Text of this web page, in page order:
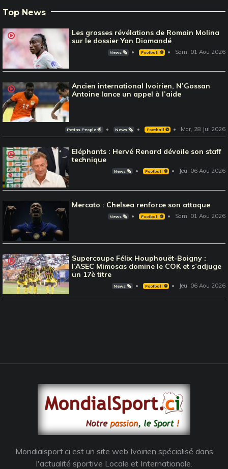
Top News
Les grosses révélations de Romain Molina
sur le dossier Yan Diomandé
News 🗞️ Football ⚽️ Sam, 01 Aou 2026
Ancien international Ivoirien, N’Gossan
Antoine lance un appel à l’aide
Potins People 🌟 News 🗞️ Football ⚽️ Mar, 28 Jul 2026
Eléphants : Hervé Renard dévoile son staff
technique
News 🗞️ Football ⚽️ Jeu, 06 Aou 2026
Mercato : Chelsea renforce son attaque
News 🗞️ Football ⚽️ Sam, 01 Aou 2026
Supercoupe Félix Houphouët-Boigny :
l’ASEC Mimosas domine le COK et s’adjuge
un 17è titre
News 🗞️ Football ⚽️ Jeu, 06 Aou 2026
Mondialsport.ci est un site web Ivoirien spécialisé dans
l'actualité sportive Locale et Internationale.